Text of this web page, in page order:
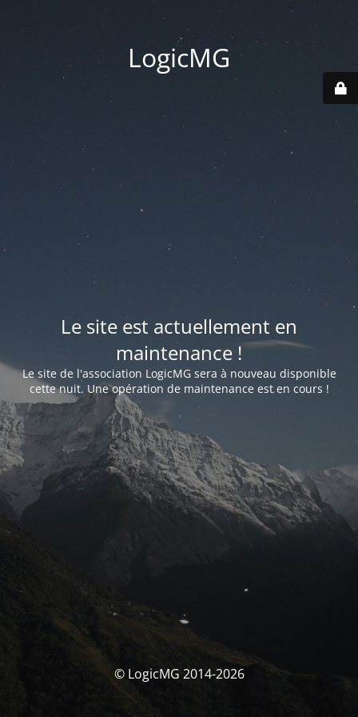
LogicMG
Le site est actuellement en
maintenance !
Le site de l'association LogicMG sera à nouveau disponible
cette nuit. Une opération de maintenance est en cours !
© LogicMG 2014-2026